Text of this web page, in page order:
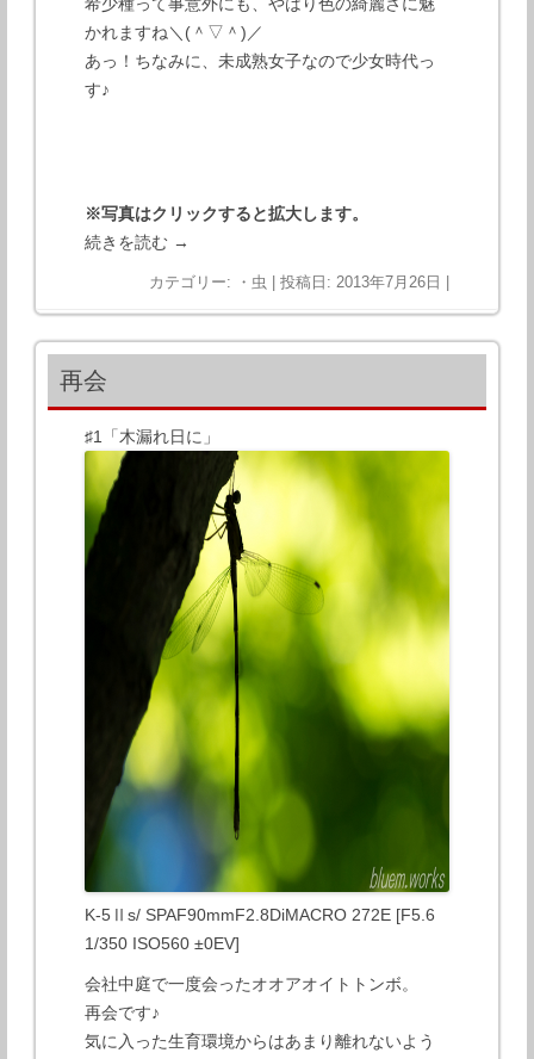
かれますね＼(＾▽＾)／
あっ！ちなみに、未成熟女子なので少女時代っ
す♪
※写真はクリックすると拡大します。
続きを読む →
カテゴリー: ・虫 | 投稿日: 2013年7月26日
再会
♯1「木漏れ日に」
K-5Ⅱs/ SPAF90mmF2.8DiMACRO 272E [F5.6
1/350 ISO560 ±0EV]
会社中庭で一度会ったオオアオイトトンボ。
再会です♪
気に入った生育環境からはあまり離れないよう